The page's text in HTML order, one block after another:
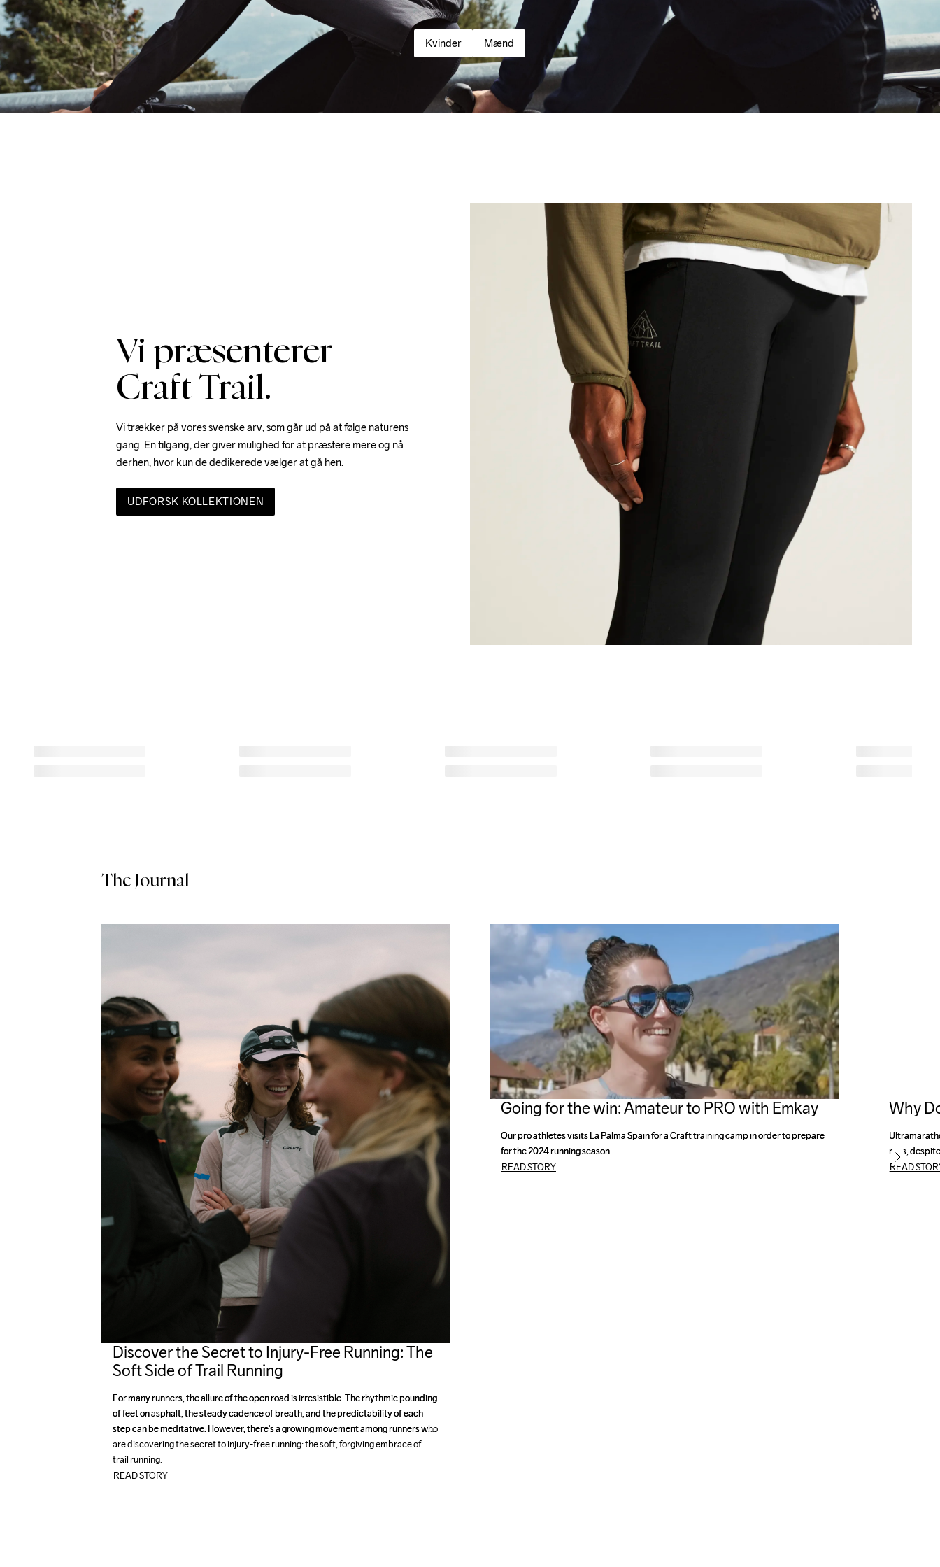
Kvinder Mænd
Vi præsenterer
Craft Trail.
Vi trækker på vores svenske arv, som går ud på at følge naturens
gang. En tilgang, der giver mulighed for at præstere mere og nå
derhen, hvor kun de dedikerede vælger at gå hen.
UDFORSK KOLLEKTIONEN
The Journal
Discover the Secret to Injury-Free Running: The
Soft Side of Trail Running
For many runners, the allure of the open road is irresistible. The rhythmic pounding
of feet on asphalt, the steady cadence of breath, and the predictability of each
step can be meditative. However, there's a growing movement among runners who
are discovering the secret to injury-free running: the soft, forgiving embrace of
trail running.
For many runners, the allure of the open road is irresistible. The rhythmic pounding
of feet on asphalt, the steady cadence of breath, and the predictability of each
step can be meditative. However, there's a growing movement among runners who
are discovering the secret to injury-free running: the soft, forgiving embrace of
trail running.
READ STORY
Going for the win: Amateur to PRO with Emkay
Our pro athletes visits La Palma Spain for a Craft training camp in order to prepare
Our pro athletes visits La Palma Spain for a Craft training camp in order to prepare
READ STORY
Why
runs,
READ